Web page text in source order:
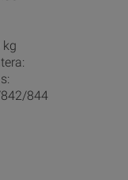
kg
844